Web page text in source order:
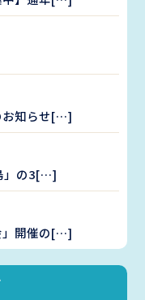
お知らせ[…]
」の3[…]
」開催の[…]